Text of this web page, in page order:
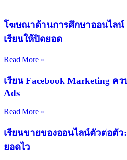
โฆษณาด้านการศึกษาออนไลน์
เรียนให้ปิดยอด
Read More »
เรียน Facebook Marketing ค
Ads
Read More »
เรียนขายของออนไลน์ตัวต่อตั
ยอดไว